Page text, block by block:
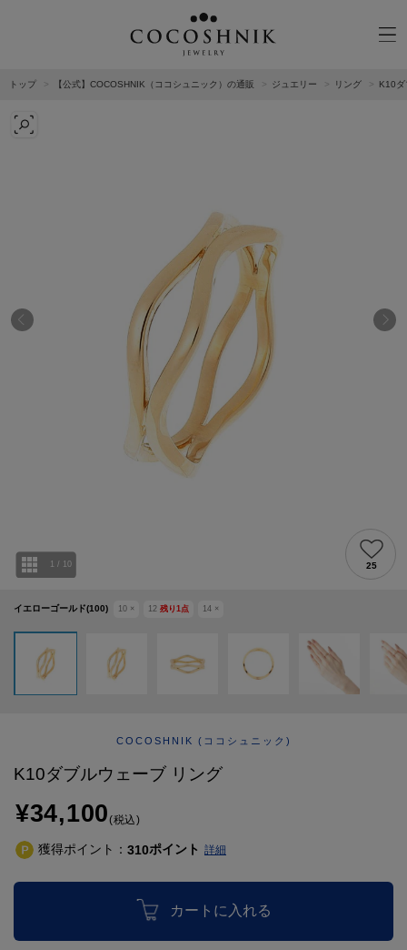
DIAMOND
PEARL
AFTERCARE & REPAIRS
SUSTAINABLE
トップ 【公式】COCOSHNIK（ココシュニック）の通販 ジュエリー リング K10
イエローゴールド(100) 10 × 12 残り 1点 14 ×
1 / 10 25
COCOSHNIK (ココシュニック)
K10ダブルウェーブ リング
¥34,100(税込)
獲得ポイント： 310ポイント 詳細
カートに入れる